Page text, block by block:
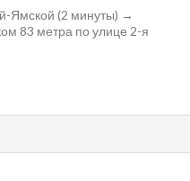
Ямской (2 минуты) →
83 метра по улице 2-я